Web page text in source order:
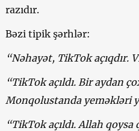
razıdır.
Bəzi tipik şərhlər:
“Nəhayət, TikTok açıqdır.
“TikTok açıldı. Bir aydan
Monqolustandayeməkləri
“TikTok açıldı. Allah